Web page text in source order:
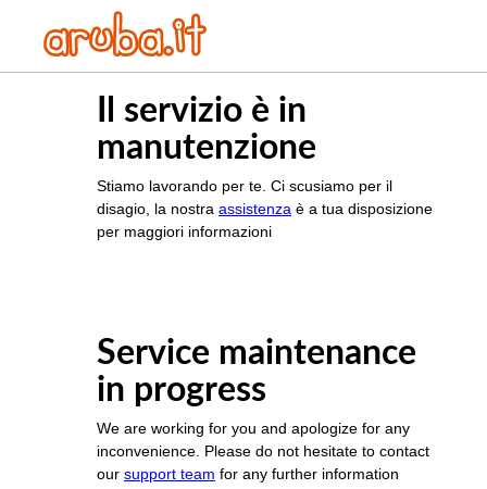
Il servizio è in
manutenzione
Stiamo lavorando per te. Ci scusiamo per il
disagio, la nostra assistenza è a tua disposizione
per maggiori informazioni
Service maintenance
in progress
We are working for you and apologize for any
inconvenience. Please do not hesitate to contact
our support team for any further information